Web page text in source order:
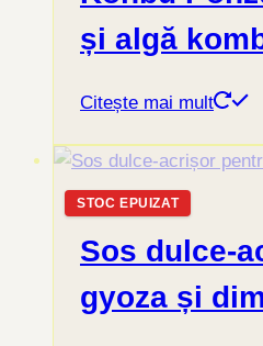
și algă
Citește mai mult
STOC EPUIZAT
Sos dulce-
gyoza și